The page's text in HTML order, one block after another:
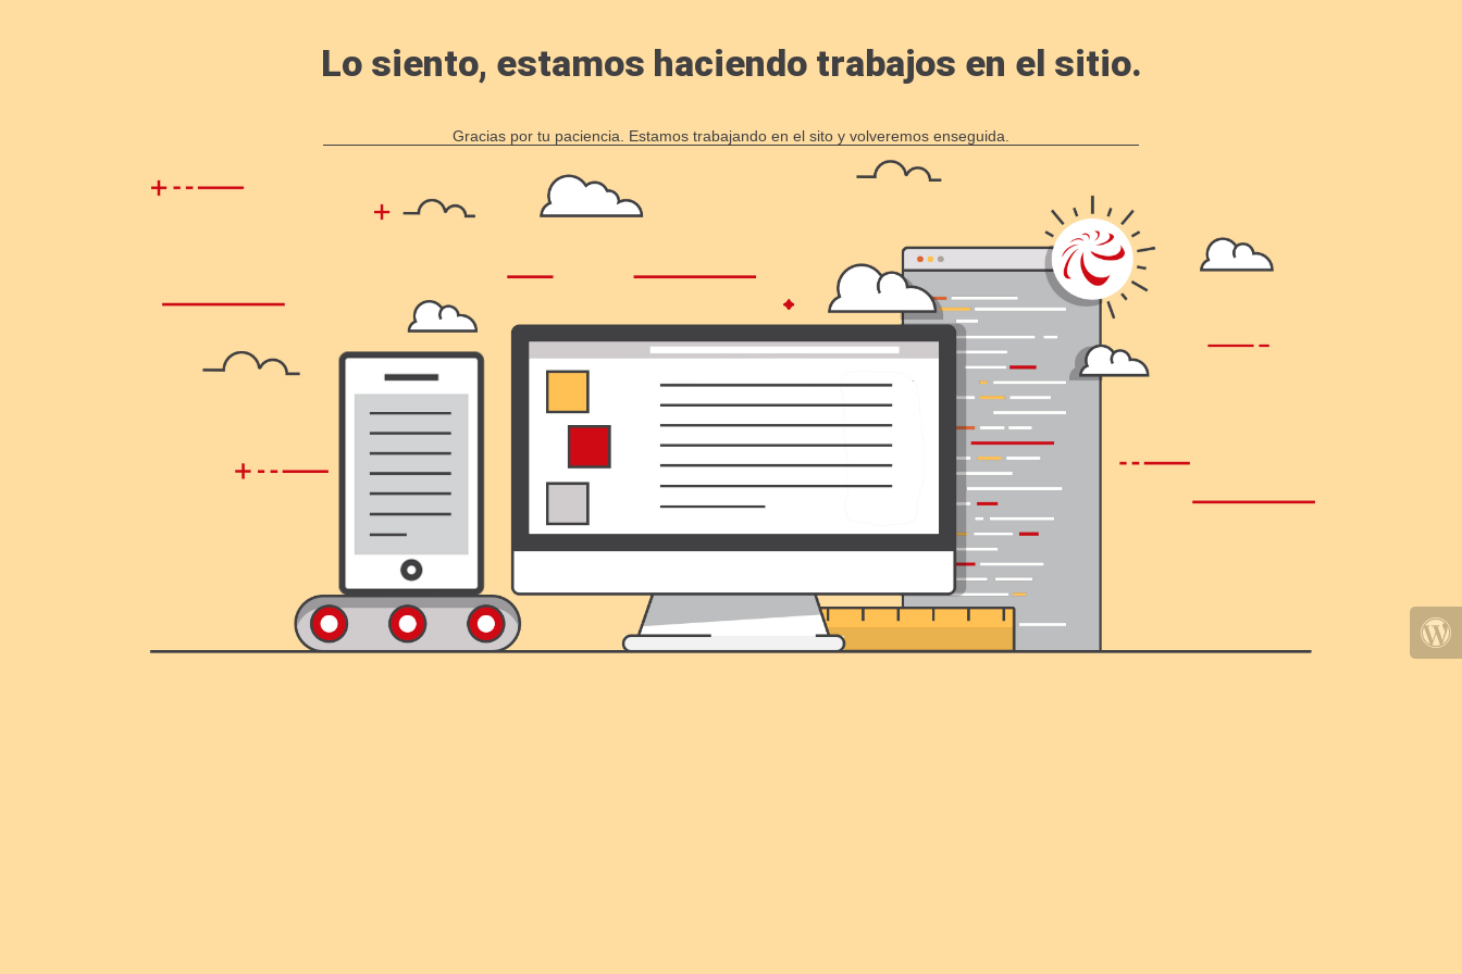
Lo siento, estamos haciendo trabajos en el sitio.
Gracias por tu paciencia. Estamos trabajando en el sito y volveremos enseguida.